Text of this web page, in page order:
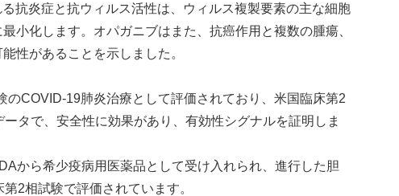
抗炎症と抗ウィルス活性は、ウィルス複製要素の主な細胞
小化します。オパガニブはまた、抗癌作用と複数の腫瘍、
性があることを示しました。
COVID-19肺炎治療として評価されており、米国臨床第2
タで、安全性に効果があり、有効性シグナルを証明しま
から希少疫病用医薬品として受け入れられ、進行した胆
2相試験で評価されています。